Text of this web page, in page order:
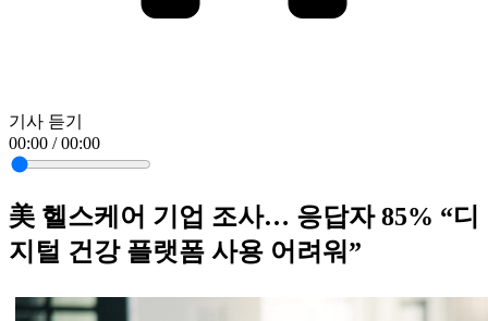
기사 듣기
00:00 / 00:00
美 헬스케어 기업 조사… 응답자 85% “디
지털 건강 플랫폼 사용 어려워”